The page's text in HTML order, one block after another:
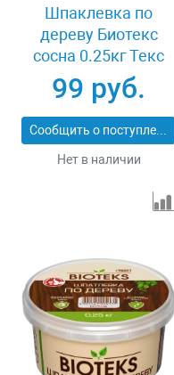
Шпаклевка по
дереву Биотекс
сосна 0.25кг Текс
023519
99 руб.
Сообщить о поступлении
Нет в наличии